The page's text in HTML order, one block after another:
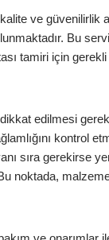
ve güvenilirlik
Bu
tamiri için
edilmesi
kontrol
sıra gerekirse
noktada,